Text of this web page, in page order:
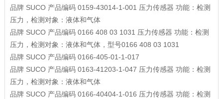
品牌 SUCO 产品编码 0159-43014-1-001 压力传感器 功能：检测
压力，检测对象：液体和气体
品牌 SUCO 产品编码 0166 408 03 1031 压力传感器 功能：检测
压力，检测对象：液体和气体，型号0166 408 03 1031
品牌 SUCO 产品编码 0166-405-01-1-017
品牌 SUCO 产品编码 0163-41203-1-047 压力传感器 功能：检测
压力，检测对象：液体和气体
品牌 SUCO 产品编码 0166-40404-1-016 压力传感器 功能：检测